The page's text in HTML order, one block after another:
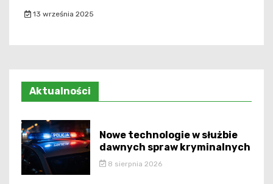
13 września 2025
Aktualności
Nowe technologie w służbie
dawnych spraw kryminalnych
8 sierpnia 2026